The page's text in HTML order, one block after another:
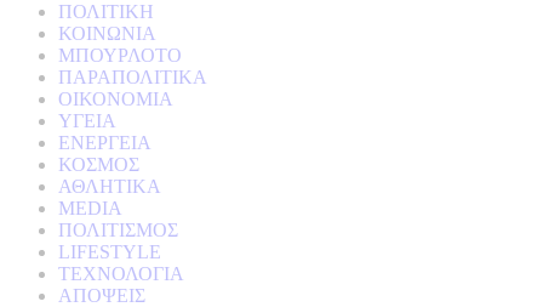
ΠΟΛΙΤΙΚΗ
ΚΟΙΝΩΝΙΑ
ΜΠΟΥΡΛΟΤΟ
ΠΑΡΑΠΟΛΙΤΙΚΑ
ΟΙΚΟΝΟΜΙΑ
ΥΓΕΙΑ
ΕΝΕΡΓΕΙΑ
ΚΟΣΜΟΣ
ΑΘΛΗΤΙΚΑ
MEDIA
ΠΟΛΙΤΙΣΜΟΣ
LIFESTYLE
ΤΕΧΝΟΛΟΓΙΑ
ΑΠΟΨΕΙΣ